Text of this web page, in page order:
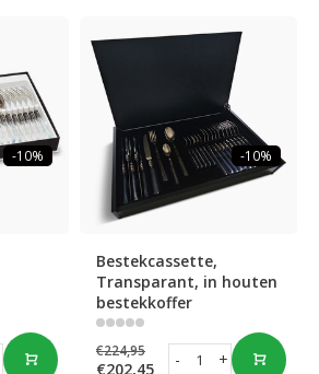
-10% -10%
Bestekcassette,
Transparant, in houten
bestekkoffer
€224,95
€202,45 +
-